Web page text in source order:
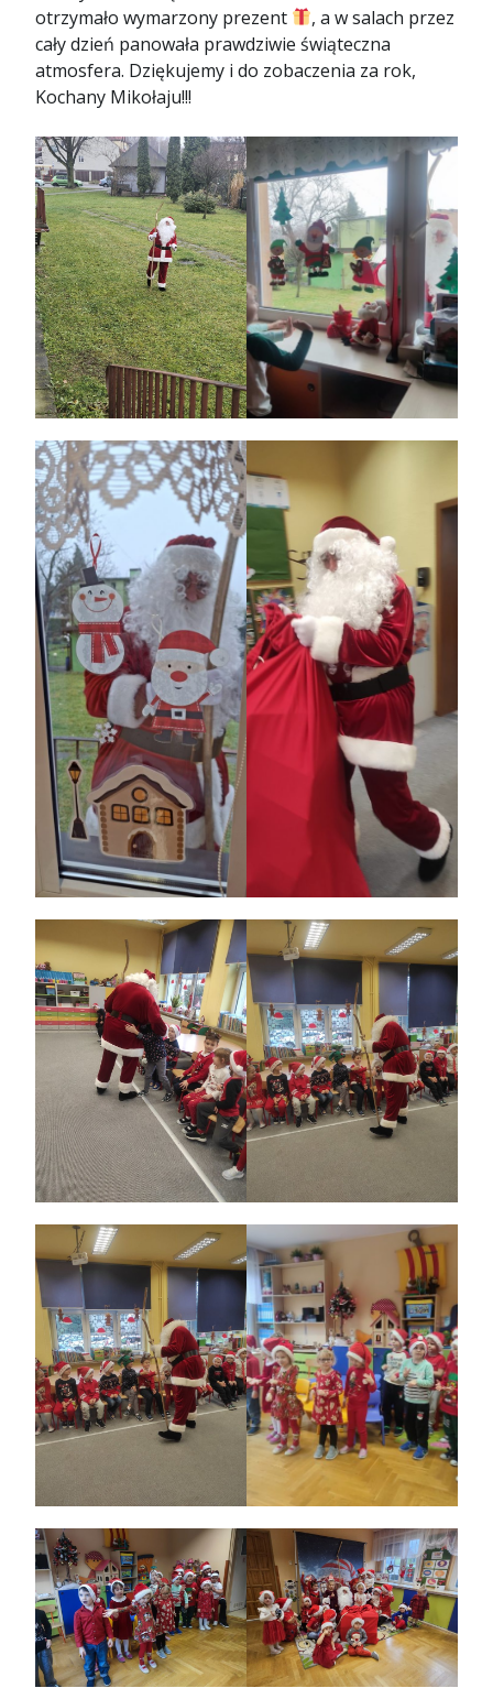
otrzymało wymarzony prezent
, a w salach przez
cały dzień panowała prawdziwie świąteczna
atmosfera. Dziękujemy i do zobaczenia za rok,
Kochany Mikołaju!!!